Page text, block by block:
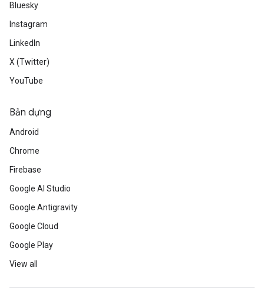
Bluesky
Instagram
LinkedIn
X (Twitter)
YouTube
Bản dựng
Android
Chrome
Firebase
Google AI Studio
Google Antigravity
Google Cloud
Google Play
View all